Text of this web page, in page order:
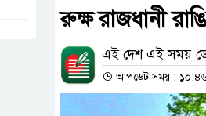
রুক্ষ রাজধানী
এই দেশ এই সময়
আপডেট সময় :